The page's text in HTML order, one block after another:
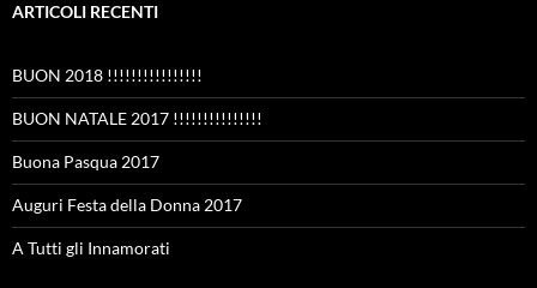
ARTICOLI RECENTI
BUON 2018 !!!!!!!!!!!!!!!!
BUON NATALE 2017 !!!!!!!!!!!!!!!
Buona Pasqua 2017
Auguri Festa della Donna 2017
A Tutti gli Innamorati